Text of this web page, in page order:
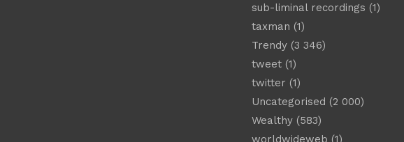
sub-liminal recordings (1)
taxman (1)
Trendy(3 346)
tweet(1)
twitter (1)
Uncategorised (2 000)
Wealthy(583)
worldwideweb (1)